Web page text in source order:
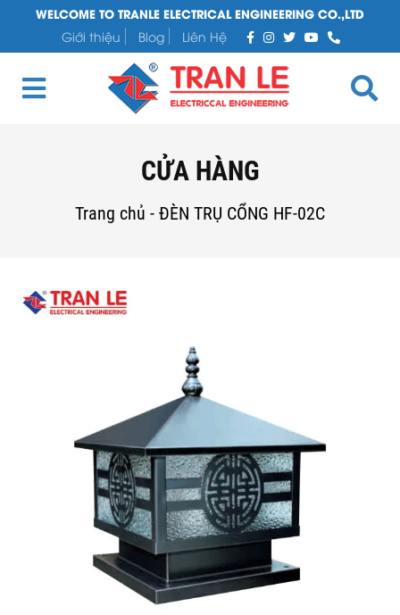
WELCOME TO TRANLE ELECTRICAL ENGINEERING CO.,LTD
Giới thiệu
Blog Liên Hệ
CỬA HÀNG
Trang chủ - ĐÈN TRỤ CỔNG HF-02C